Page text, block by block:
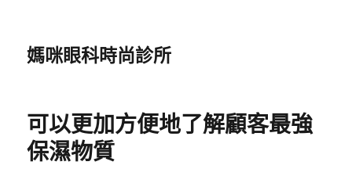
媽咪眼科時尚診所
可以更加方便地了解顧客最強
保濕物質